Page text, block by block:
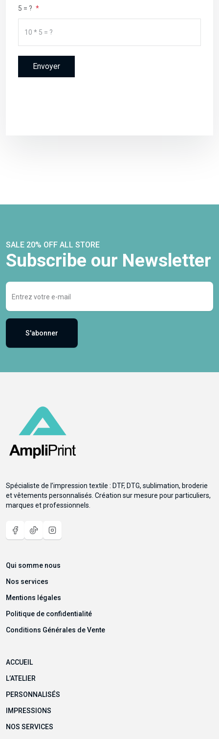
5 = ?
Envoyer
SALE 20% OFF ALL STORE
Subscribe our Newsletter
S'abonner
Spécialiste de l’impression textile : DTF, DTG, sublimation, broderie
et vêtements personnalisés. Création sur mesure pour particuliers,
marques et professionnels.
Qui somme nous
Nos services
Mentions légales
Politique de confidentialité
Conditions Générales de Vente
ACCUEIL
L’ATELIER
PERSONNALISÉS
IMPRESSIONS
NOS SERVICES